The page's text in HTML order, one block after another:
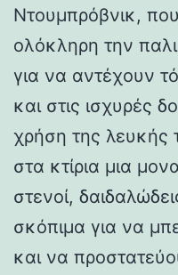
Ντουμπρόβνικ,
ολόκληρη την
για να αντέχουν
και στις ισχυρές
χρήση της λευκής
στα κτίρια μια
στενοί,
σκόπιμα για να
και να